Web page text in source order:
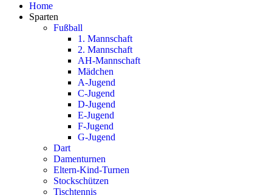
Home
Sparten
Fußball
1. Mannschaft
2. Mannschaft
AH-Mannschaft
Mädchen
A-Jugend
C-Jugend
D-Jugend
E-Jugend
F-Jugend
G-Jugend
Dart
Damenturnen
Eltern-Kind-Turnen
Stockschützen
Tischtennis